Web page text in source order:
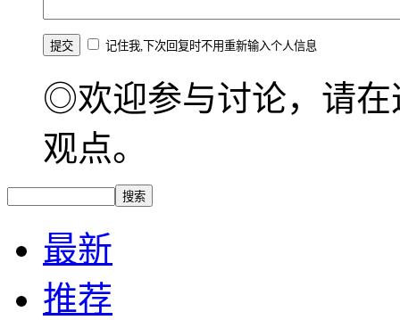
记住我,下次回复时不用重新输入个人信息
◎欢迎参与讨论，请在
观点。
最新
推荐